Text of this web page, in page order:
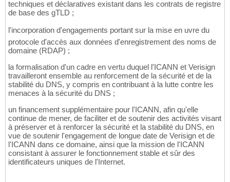
techniques et déclaratives existant dans les contrats de registre
de base des gTLD ;
l'incorporation d'engagements portant sur la mise en uvre du
protocole d'accès aux données d'enregistrement des noms de
domaine (RDAP) ;
la formalisation d'un cadre en vertu duquel l'ICANN et Verisign
travailleront ensemble au renforcement de la sécurité et de la
stabilité du DNS, y compris en contribuant à la lutte contre les
menaces à la sécurité du DNS ;
un financement supplémentaire pour l'ICANN, afin qu'elle
continue de mener, de faciliter et de soutenir des activités visant
à préserver et à renforcer la sécurité et la stabilité du DNS, en
vue de soutenir l'engagement de longue date de Verisign et de
l'ICANN dans ce domaine, ainsi que la mission de l'ICANN
consistant à assurer le fonctionnement stable et sûr des
identificateurs uniques de l'Internet.